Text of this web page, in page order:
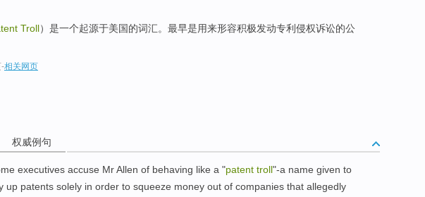
Troll）是一个起源于美国的词汇。最早是用来形容积极发动专利侵权诉讼的公
-相关网页
权威例句
executives accuse Mr Allen of behaving like a "patent troll"-a name given to
up patents solely in order to squeeze money out of companies that allegedly